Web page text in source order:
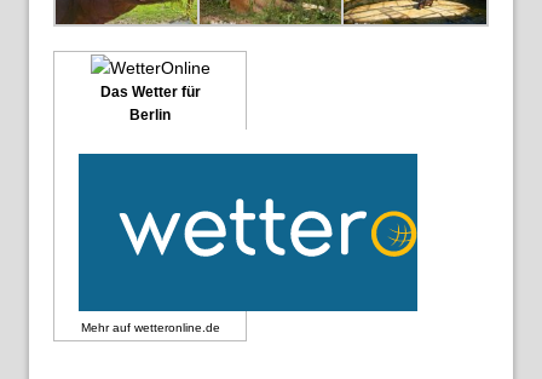
Das Wetter für
Berlin
Mehr auf wetteronline.de